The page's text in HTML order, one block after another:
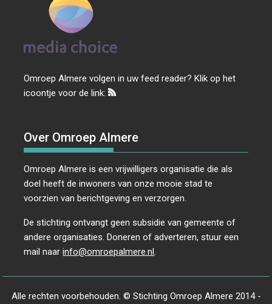
Omroep Almere volgen in uw feed reader? Klik op het
icoontje voor de link:
Over Omroep Almere
Omroep Almere is een vrijwilligers organisatie die als
doel heeft de inwoners van onze mooie stad te
voorzien van berichtgeving en verzorgen.
De stichting ontvangt geen subsidie van gemeente of
andere organisaties. Doneren of adverteren, stuur een
mail naarinfo@omroepalmere.nl.
Alle rechten voorbehouden. © Stichting Omroep Almere 2014 -